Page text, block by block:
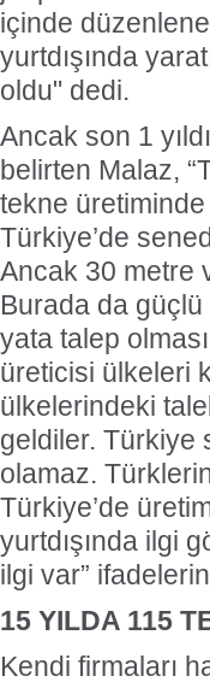
içinde
yurtdışında
oldu" dedi.
Ancak son 1
belirten Malaz,
tekne
Türkiye’de
Ancak 30 metre
Burada da
yata talep
üreticisi ülkeleri
ülkelerindeki
geldiler. Türkiye
olamaz.
Türkiye’de
yurtdışında ilgi
ilgi var”
15 YILDA 115
Kendi firmaları